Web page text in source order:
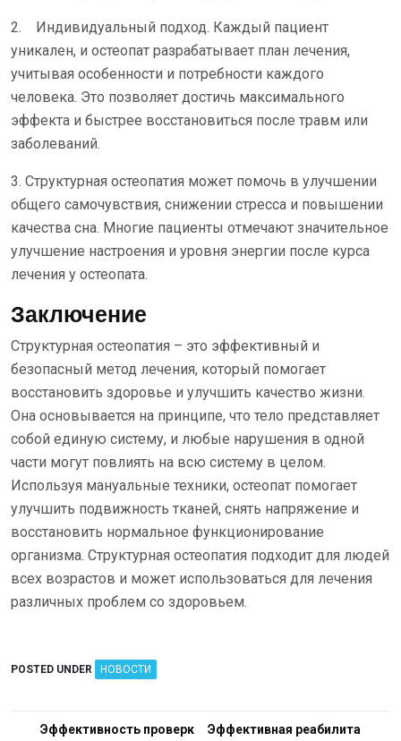
2. Индивидуальный подход. Каждый пациент
уникален, и остеопат разрабатывает план лечения,
учитывая особенности и потребности каждого
человека. Это позволяет достичь максимального
эффекта и быстрее восстановиться после травм или
заболеваний.
3. Структурная остеопатия может помочь в улучшении
общего самочувствия, снижении стресса и повышении
качества сна. Многие пациенты отмечают значительное
улучшение настроения и уровня энергии после курса
лечения у остеопата.
Заключение
Структурная остеопатия – это эффективный и
безопасный метод лечения, который помогает
восстановить здоровье и улучшить качество жизни.
Она основывается на принципе, что тело представляет
собой единую систему, и любые нарушения в одной
части могут повлиять на всю систему в целом.
Используя мануальные техники, остеопат помогает
улучшить подвижность тканей, снять напряжение и
восстановить нормальное функционирование
организма. Структурная остеопатия подходит для людей
всех возрастов и может использоваться для лечения
различных проблем со здоровьем.
POSTED UNDER НОВОСТИ
Эффективность проверк Эффективная реабилита